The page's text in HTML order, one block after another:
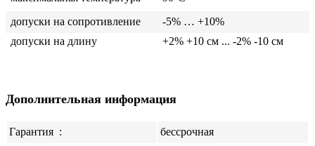
допуски на сопротивление
-5% … +10%
допуски на длину
+2% +10 см ... -2% -10 см
Дополнительная информация
Гарантия :
бессрочная